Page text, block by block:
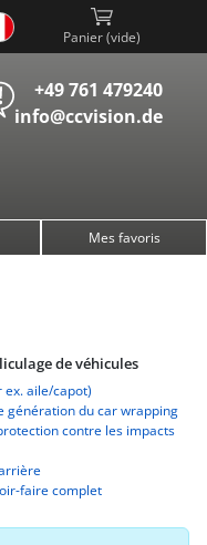
Panier ( )
+49 761 479240
info@ccvision.de
Mes favoris
de véhicules
ex. aile/capot)
génération du car wrapping
contre les impacts
faire complet